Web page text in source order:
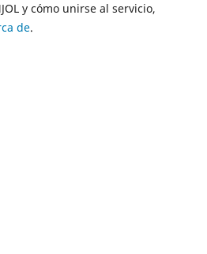
y cómo unirse al servicio,
de.